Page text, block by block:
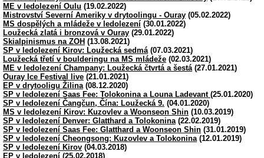
ME v ledolezení Oulu (19.02.2022)
Mistrovství Severní Ameriky v drytoolingu - Ouray (05.02.2022)
MS dospělých a mládeže v ledolezení (30.01.2022)
Loužecká zlatá i bronzová v Ouray (29.01.2022)
Skialpinismus na ZOH (13.08.2021)
SP v ledolezení Kirov: Loužecká sedmá (07.03.2021)
Loužecká třetí v boulderingu na MS mládeže (02.03.2021)
ME v ledolezení Champany: Loužecká čtvrtá a šestá (27.01.2021)
Ouray Ice Festival live (21.01.2021)
EP v drytooligu Žilina (08.12.2020)
SP v ledolezení Saas Fee: Tolokonina a Louna Ladevant (25.01.2020)
SP v ledolezení Čangčun, Čína: Loužecká 9. (04.01.2020)
MS v ledolezení Kirov: Kuzovlev a Woonseon Shin (10.03.2019)
SP v ledolezení Denver: Glatthard a Tolokonina (22.02.2019)
SP v ledolezení Saas Fee: Glatthard a Woonseon Shin (31.01.2019)
SP v ledolezení Cheongsong: Kuzovlev a Tolokonina (12.01.2019)
SP v ledolezení Kirov (04.03.2018)
EP v ledolezení (25.02.2018)